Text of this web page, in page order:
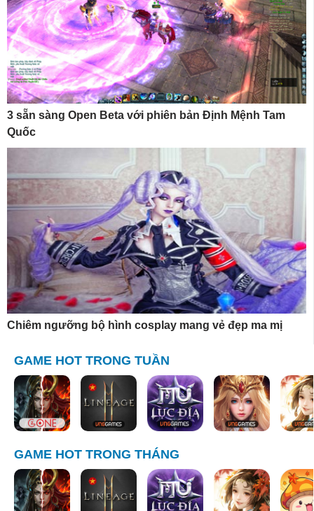
3 sẵn sàng Open Beta với phiên bản Định Mệnh Tam
Quốc
Chiêm ngưỡng bộ hình cosplay mang vẻ đẹp ma mị
GAME HOT TRONG TUẦN
GAME HOT TRONG THÁNG